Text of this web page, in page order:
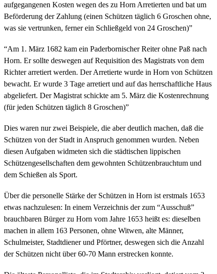
aufgegangenen Kosten wegen des zu Horn Arretierten und bat um
Beförderung der Zahlung (einen Schützen täglich 6 Groschen ohne,
was sie vertrunken, ferner ein Schließgeld von 24 Groschen)”
“Am 1. März 1682 kam ein Paderbornischer Reiter ohne Paß nach
Horn. Er sollte deswegen auf Requisition des Magistrats von dem
Richter arretiert werden. Der Arretierte wurde in Horn von Schützen
bewacht. Er wurde 3 Tage arretiert und auf das herrschaftliche Haus
abgeliefert. Der Magistrat schickte am 5. März die Kostenrechnung
(für jeden Schützen täglich 8 Groschen)”
Dies waren nur zwei Beispiele, die aber deutlich machen, daß die
Schützen von der Stadt in Anspruch genommen wurden. Neben
diesen Aufgaben widmeten sich die städtischen lippischen
Schützengesellschaften dem gewohnten Schützenbrauchtum und
dem Schießen als Sport.
Über die personelle Stärke der Schützen in Horn ist erstmals 1653
etwas nachzulesen: In einem Verzeichnis der zum “Ausschuß”
brauchbaren Bürger zu Horn vom Jahre 1653 heißt es: dieselben
machen in allem 163 Personen, ohne Witwen, alte Männer,
Schulmeister, Stadtdiener und Pförtner, deswegen sich die Anzahl
der Schützen nicht über 60-70 Mann erstrecken konnte.